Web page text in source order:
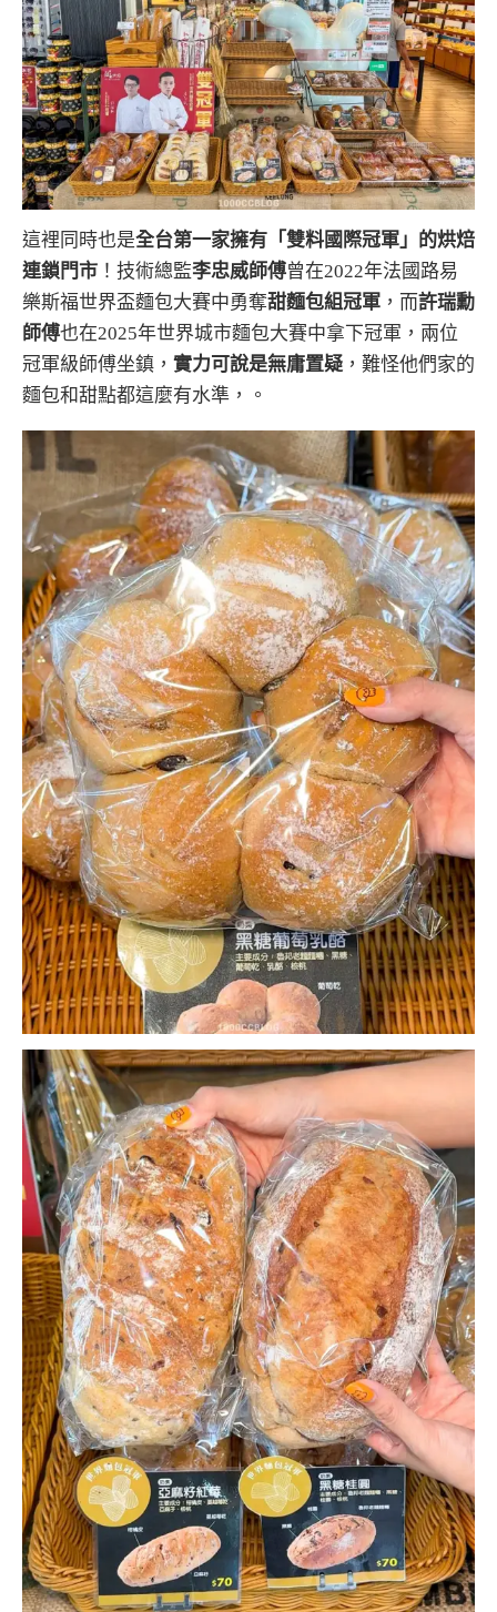
這裡同時也是全台第一家擁有「雙料國際冠軍」的烘焙
連鎖門市 ！技術總監李忠威師傅曾在2022年法國路易
樂斯福世界盃麵包大賽中勇奪甜麵包組冠軍 ，而許瑞勳
師傅也在2025年世界城市麵包大賽中拿下冠軍，兩位
冠軍級師傅坐鎮， 實力可說是無庸置疑 ，難怪他們家的
麵包和甜點都這麼有水準，。